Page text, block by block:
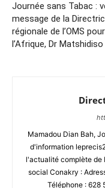
Journée sans Tabac :
message de la
régionale de l’OMS pour
l’Afrique, Dr
Mamadou Dian Bah,
d'information
l'actualité complète de
social Conakry :
Téléphone : 628